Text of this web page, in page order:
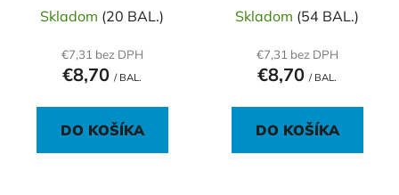
Skladom (20 BAL.)
€7,31 bez DPH
€8,70 / BAL.
DO KOŠÍKA
Skladom (54 BAL.)
€7,31 bez DPH
€8,70 / BAL.
DO KOŠÍKA